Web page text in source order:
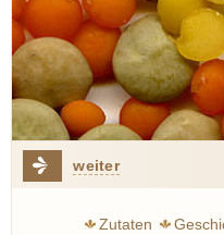
weiter
Zutaten